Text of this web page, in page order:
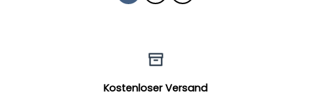
Kostenloser Versand